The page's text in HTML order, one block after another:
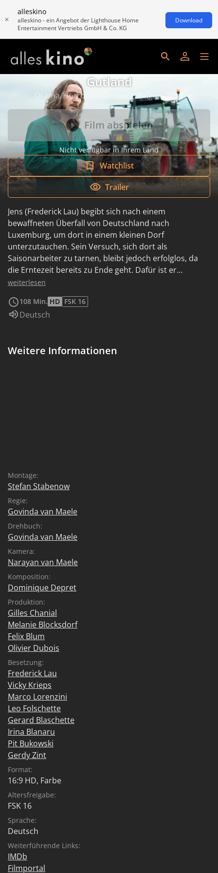
alleskino
alleskino - ein Angebot der Lighthouse Home
Entertainment Vertriebs GmbH & Co. KG
Download
Gutland
Drama/Horror, Luxemburg/Belgien 2018
Film abspielen
Nicht verfügbar in Ihrem Land
Watchlist
Trailer
Jens (Frederick Lau) begibt sich nach einem
bewaffneten Überfall von Deutschland nach
Luxemburg, um dort in einem kleinen Dorf
unterzutauchen. Sein Versuch, sich dort als
Saisonarbeiter zu tarnen, bleibt jedoch erfolglos, da
die Erntezeit bereits zu Ende geht. Dafür ist er
überraschend erfolgreich in Liebesdingen, als er der
kommt und mit ihr im Bett landet. Durch diesen
zwischenmenschlichen Durchbruch verändert sich
wachsende Beziehung zu Lucy immer weiter in seine
weiterlesen
108 Min. HD FSK 16
Sprache:
Deutsch
Weitere Informationen
Montage:
Stefan Stabenow
Regie:
Govinda van Maele
Drehbuch:
Govinda van Maele
Kamera:
Narayan van Maele
Komposition:
Dominique Depret
Produktion:
Gilles Chanial
Melanie Blocksdorf
Felix Blum
Olivier Dubois
Besetzung:
Frederick Lau
Vicky Krieps
Marco Lorenzini
Leo Folschette
Gerard Blaschette
Irina Blanaru
Pit Bukowski
Gerdy Zint
Format:
16:9 HD, Farbe
Altersfreigabe:
FSK 16
Sprache:
Deutsch
Weiterführende Links:
IMDb
Filmportal